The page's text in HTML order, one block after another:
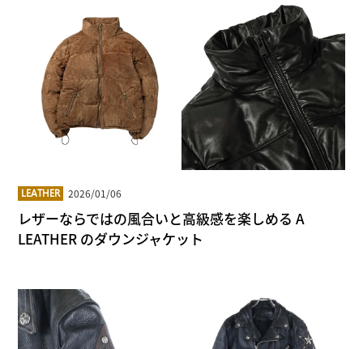
LEATHER 2026/01/06
レザーならではの風合いと高級感を楽しめる A
LEATHER のダウンジャケット